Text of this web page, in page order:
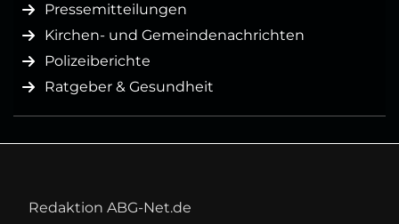
Pressemitteilungen
Kirchen- und Gemeindenachrichten
Polizeiberichte
Ratgeber & Gesundheit
Redaktion ABG-Net.de